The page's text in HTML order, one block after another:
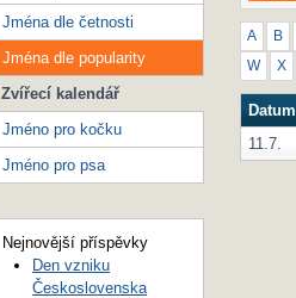
A B
W X
Datum
11.7.
Jména dle četnosti
Jména dle popularity
Zvířecí kalendář
Jméno pro kočku
Jméno pro psa
Nejnovější příspěvky
Den vzniku
Československa